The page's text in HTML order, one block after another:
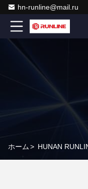
hn-runline@mail.ru
ホーム> HUNAN